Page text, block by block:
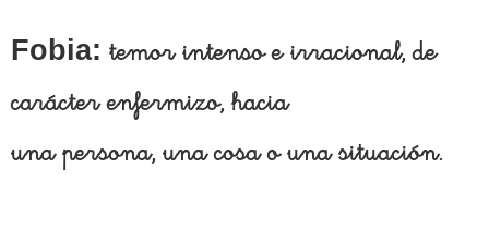
Fobia: temor intenso e irracional, de
carácter enfermizo, hacia
una persona, una cosa o una situación.